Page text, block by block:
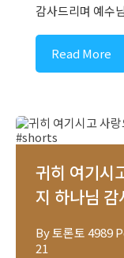
감사드리며 예수
Read More
귀히 여기시
지 하나님
By토론토 4989
21